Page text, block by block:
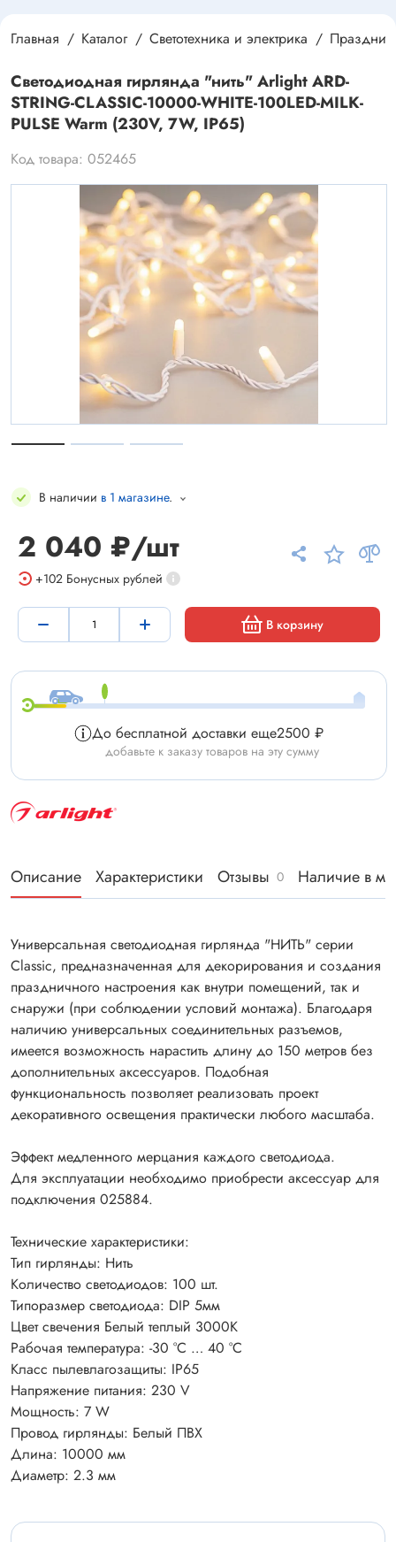
Главная Каталог Светотехника и электрика
Светодиодная гирлянда "нить" Arlight ARD-
STRING-CLASSIC-10000-WHITE-100LED-MILK-
PULSE Warm (230V, 7W, IP65)
Код товара: 052465
В наличии в 1 магазине.
2 040 ₽/шт
+102 Бонусных рублей
В корзину
До бесплатной доставки еще2500 ₽
добавьте к заказу товаров на эту сумму
Описание Характеристики Отзывы 0 Наличие в
Универсальная светодиодная гирлянда "НИТЬ" серии
Classic, предназначенная для декорирования и создания
праздничного настроения как внутри помещений, так и
снаружи (при соблюдении условий монтажа). Благодаря
наличию универсальных соединительных разъемов,
имеется возможность нарастить длину до 150 метров без
дополнительных аксессуаров. Подобная
функциональность позволяет реализовать проект
декоративного освещения практически любого масштаба.
Эффект медленного мерцания каждого светодиода.
Для эксплуатации необходимо приобрести аксессуар для
подключения 025884.
Технические характеристики:
Тип гирлянды: Нить
Количество светодиодов: 100 шт.
Типоразмер светодиода: DIP 5мм
Цвет свечения Белый теплый 3000K
Рабочая температура: -30 °C … 40 °C
Класс пылевлагозащиты: IP65
Напряжение питания: 230 V
Мощность: 7 W
Провод гирлянды: Белый ПВХ
Длина: 10000 мм
Диаметр: 2.3 мм